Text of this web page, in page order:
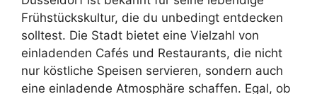
Frühstückskultur, die du unbedingt entdecken
solltest. Die Stadt bietet eine Vielzahl von
einladenden Cafés und Restaurants, die nicht
nur köstliche Speisen servieren, sondern auch
eine einladende Atmosphäre schaffen. Egal, ob